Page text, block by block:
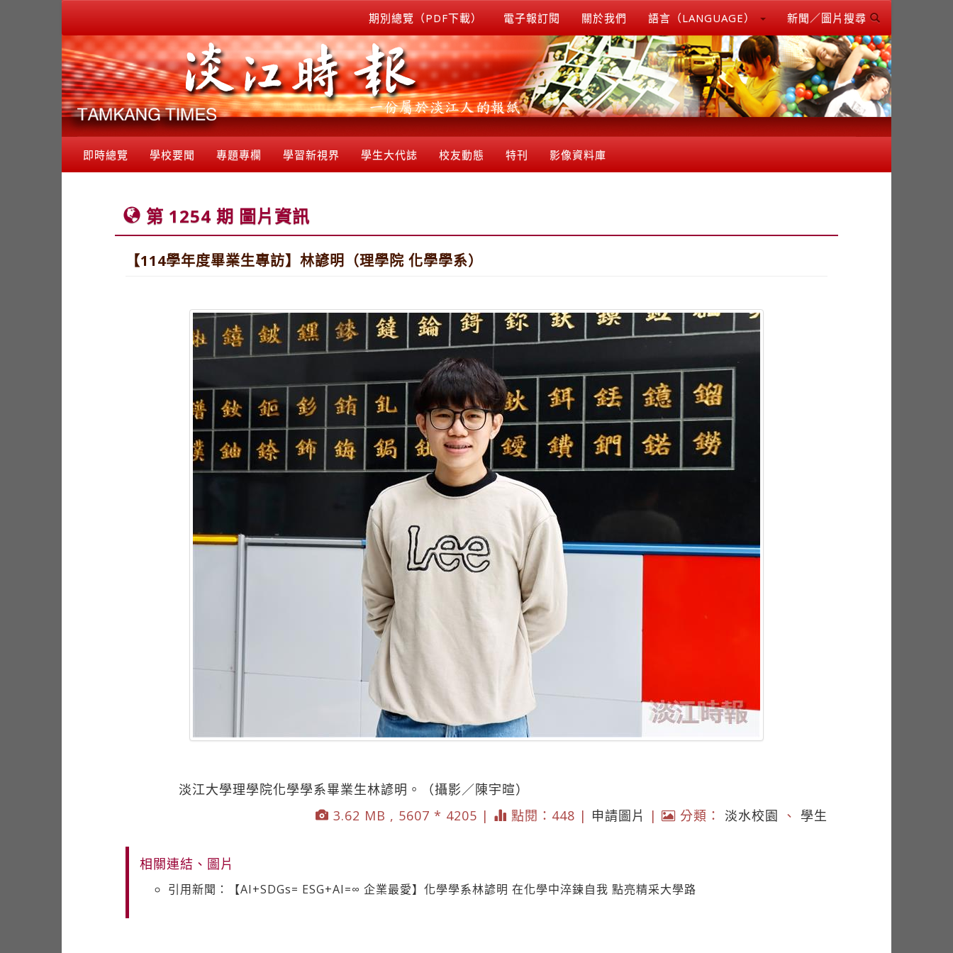
期別總覽（PDF下載） 電子報訂閱 關於我們 語言（LANGUAGE） 新聞／圖片搜尋
即時總覽 學校要聞 專題專欄 學習新視界 學生大代誌 校友動態 特刊 影像資料庫
第 1254 期 圖片資訊
【114學年度畢業生專訪】林諺明（理學院 化學學系）
淡江大學理學院化學學系畢業生林諺明。（攝影／陳宇暄）
3.62 MB , 5607 * 4205 |
點閱：448 | 申請圖片 | 分類： 淡水校園 、 學生
相關連結、圖片
引用新聞：【AI+SDGs= ESG+AI=∞ 企業最愛】化學學系林諺明 在化學中淬鍊自我 點亮精采大學路